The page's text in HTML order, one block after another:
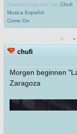
Cuando haya sol, hay Chufi
Musica Español
Come On
chufi
Morgen beginnen
Zaragoza